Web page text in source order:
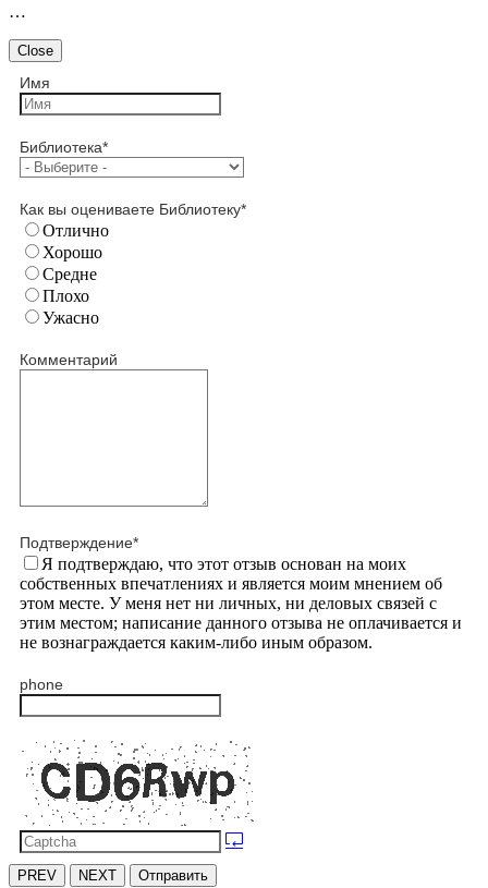
…
Close
Имя
Библиотека*
Как вы оцениваете Библиотеку*
Отлично
Хорошо
Средне
Плохо
Ужасно
Комментарий
Подтверждение*
Я подтверждаю, что этот отзыв основан на моих
собственных впечатлениях и является моим мнением об
этом месте. У меня нет ни личных, ни деловых связей с
этим местом; написание данного отзыва не оплачивается и
не вознаграждается каким-либо иным образом.
phone
PREV NEXT Отправить